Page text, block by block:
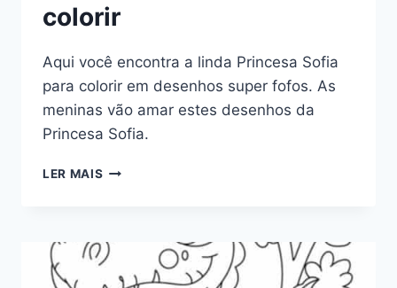
colorir
Aqui você encontra a linda Princesa Sofia
para colorir em desenhos super fofos. As
meninas vão amar estes desenhos da
Princesa Sofia.
LER MAIS PRINCESA